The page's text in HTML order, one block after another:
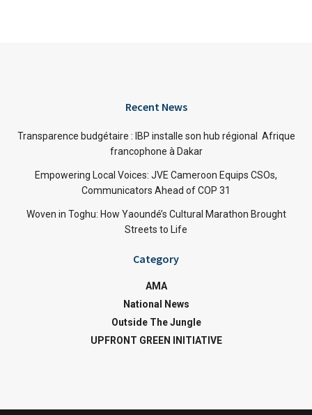
Recent News
Transparence budgétaire : IBP installe son hub régional Afrique
francophone à Dakar
Empowering Local Voices: JVE Cameroon Equips CSOs,
Communicators Ahead of COP 31
Woven in Toghu: How Yaoundé’s Cultural Marathon Brought
Streets to Life
Category
AMA
National News
Outside The Jungle
UPFRONT GREEN INITIATIVE